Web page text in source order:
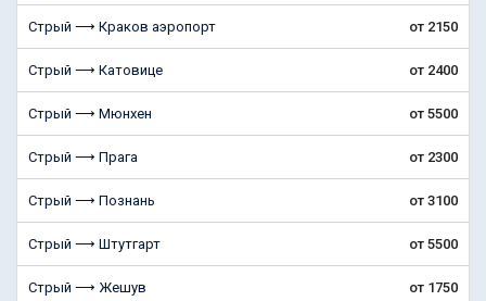
Стрый ⟶ Краков аэропорт от 2150
Стрый ⟶ Катовице от 2400
Стрый ⟶ Мюнхен от 5500
Стрый ⟶ Прага от 2300
Стрый ⟶ Познань от 3100
Стрый ⟶ Штутгарт от 5500
Стрый ⟶ Жешув от 1750